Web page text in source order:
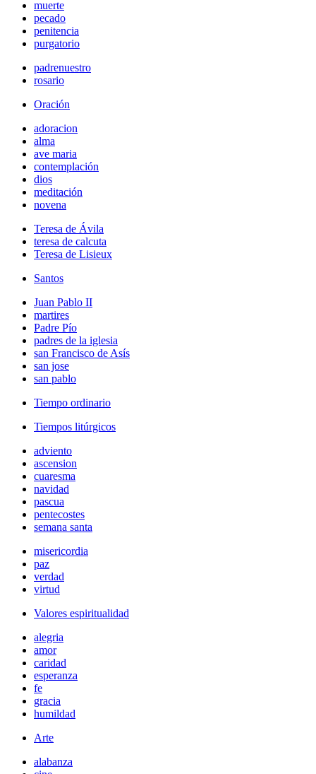
muerte
pecado
penitencia
purgatorio
padrenuestro
rosario
Oración
adoracion
alma
ave maria
contemplación
dios
meditación
novena
Teresa de Ávila
teresa de calcuta
Teresa de Lisieux
Santos
Juan Pablo II
martires
Padre Pío
padres de la iglesia
san Francisco de Asís
san jose
san pablo
Tiempo ordinario
Tiempos litúrgicos
adviento
ascension
cuaresma
navidad
pascua
pentecostes
semana santa
misericordia
paz
verdad
virtud
Valores espiritualidad
alegria
amor
caridad
esperanza
fe
gracia
humildad
Arte
alabanza